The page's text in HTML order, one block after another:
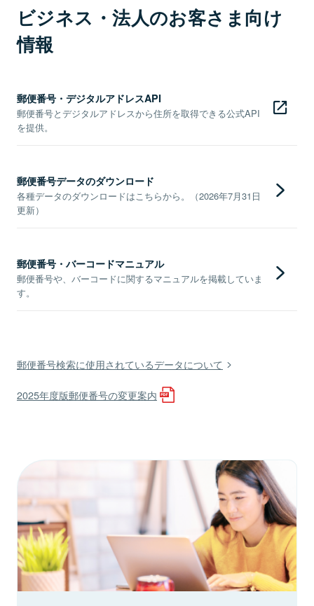
ビジネス・法人のお客さま向け
情報
郵便番号・デジタルアドレスAPI
郵便番号とデジタルアドレスから住所を取得できる公式API
を提供。
郵便番号データのダウンロード
各種データのダウンロードはこちらから。（2026年7月31日
更新）
郵便番号・バーコードマニュアル
郵便番号や、バーコードに関するマニュアルを掲載していま
す。
郵便番号検索に使用されているデータについて
2025年度版郵便番号の変更案内